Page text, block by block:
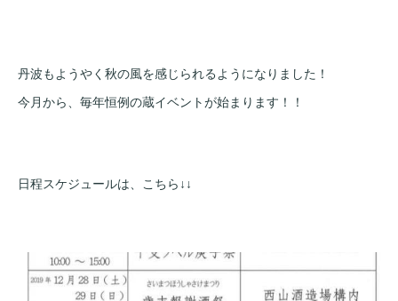
丹波もようやく秋の風を感じられるようになりました！
今月から、毎年恒例の蔵イベントが始まります！！
日程スケジュールは、こちら↓↓